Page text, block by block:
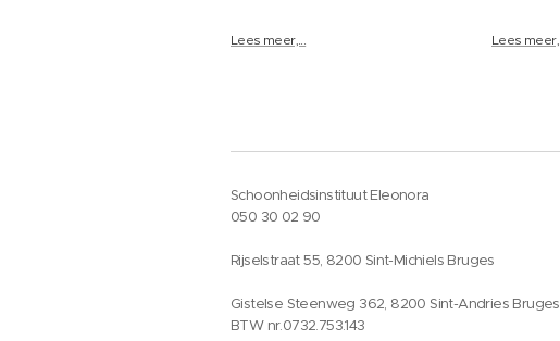
Lees meer,... Lees meer,...
Schoonheidsinstituut Eleonora
050 30 02 90
Rijselstraat 55, 8200 Sint-Michiels Bruges
Gistelse Steenweg 362, 8200 Sint-Andries Bruges
BTW nr.0732.753.143